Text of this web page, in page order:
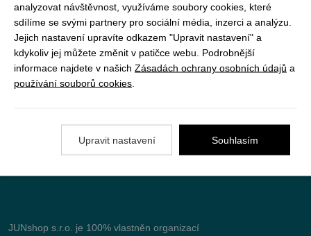
Vše o nákupu
Nejčastější dotazy (FAQ)
JUNshop s.r.o.
je 100% vlastněn organizací
analyzovat návštěvnost, využíváme soubory cookies, které
sdílíme se svými partnery pro sociální média, inzerci a analýzu.
Jejich nastavení upravíte odkazem "Upravit nastavení" a
kdykoliv jej můžete změnit v patičce webu. Podrobnější
informace najdete v našich Zásadách ochrany osobních údajů a
používání souborů cookies
Upravit nastavení Souhlasím